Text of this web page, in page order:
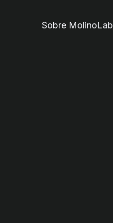
Sobre MolinoLab